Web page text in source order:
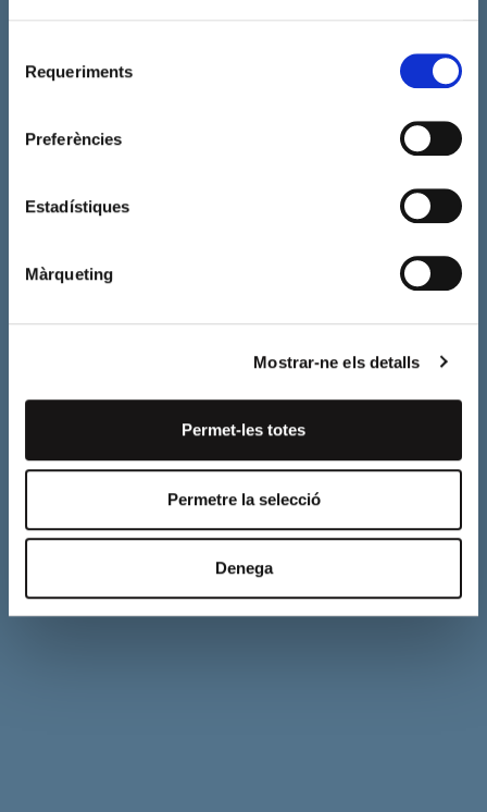
Requeriments
Preferències
Estadístiques
Màrqueting
Mostrar-ne els detalls
Permet-les totes
Permetre la selecció
Denega